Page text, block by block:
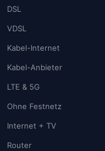
DSL
VDSL
Kabel-Internet
Kabel-Anbieter
LTE & 5G
Ohne Festnetz
Internet + TV
Router